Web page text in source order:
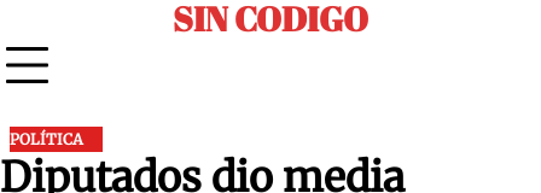
to
content
SIN CODIGO
POLÍTICA
Diputados dio media